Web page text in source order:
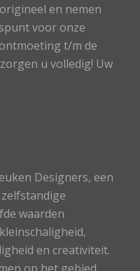
en nemen
voor onze
t/m de
u volledig! Uw
Designers, een
waarden
en creativiteit.